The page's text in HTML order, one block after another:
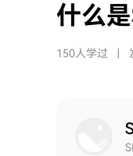
什么
150人学过